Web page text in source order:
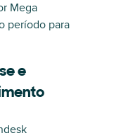
Mega
período para
e